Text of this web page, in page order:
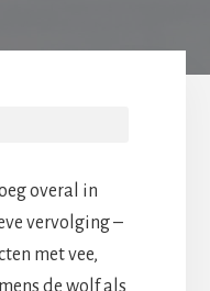
overal in
vervolging –
met vee,
de wolf als